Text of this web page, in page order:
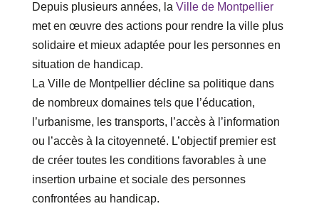
Depuis plusieurs années, la Ville de Montpellier
met en œuvre des actions pour rendre la ville plus
solidaire et mieux adaptée pour les personnes en
situation de handicap.
La Ville de Montpellier décline sa politique dans
de nombreux domaines tels que l’éducation,
l’urbanisme, les transports, l’accès à l’information
ou l’accès à la citoyenneté. L’objectif premier est
de créer toutes les conditions favorables à une
insertion urbaine et sociale des personnes
confrontées au handicap.